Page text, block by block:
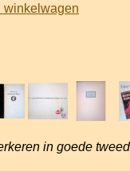
winkelwagen
in goede